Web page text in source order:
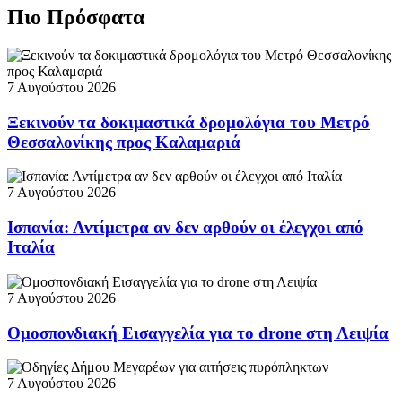
Πιο Πρόσφατα
7 Αυγούστου 2026
Ξεκινούν τα δοκιμαστικά δρομολόγια του Μετρό
Θεσσαλονίκης προς Καλαμαριά
7 Αυγούστου 2026
Ισπανία: Αντίμετρα αν δεν αρθούν οι έλεγχοι από
Ιταλία
7 Αυγούστου 2026
Ομοσπονδιακή Εισαγγελία για το drone στη Λειψία
7 Αυγούστου 2026